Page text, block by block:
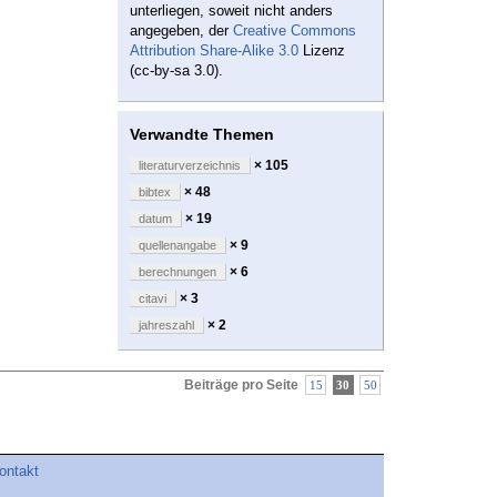
unterliegen, soweit nicht anders
angegeben, der Creative Commons
Attribution Share-Alike 3.0 Lizenz
(cc-by-sa 3.0).
Verwandte Themen
literaturverzeichnis × 105
bibtex × 48
datum × 19
quellenangabe × 9
berechnungen × 6
citavi × 3
jahreszahl × 2
Beiträge pro Seite 15 30 50